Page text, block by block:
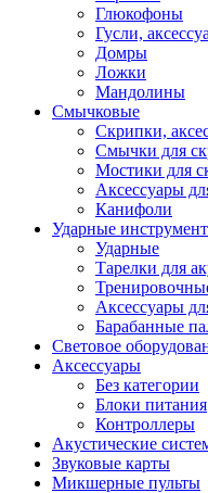
Глюкофоны
Гусли,
Домры
Ложки
Мандолины
Смычковые
Скрипки,
Смычки для
Мостики для
Аксессуары
Канифоли
Ударные
Ударные
Тарелки для
Аксессуары
Барабанные
Световое
Аксессуары
Без категории
Блоки питания
Контроллеры
Акустические
Звуковые карты
Микшерные пульты